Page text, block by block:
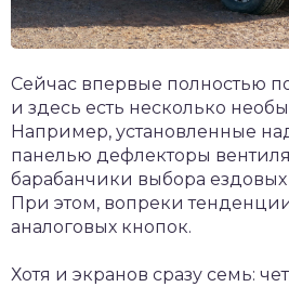
Сейчас впервые полностью
и здесь есть несколько
Например, установленные
панелью дефлекторы
барабанчики выбора
При этом, вопреки
аналоговых кнопок.
Хотя и экранов сразу семь: